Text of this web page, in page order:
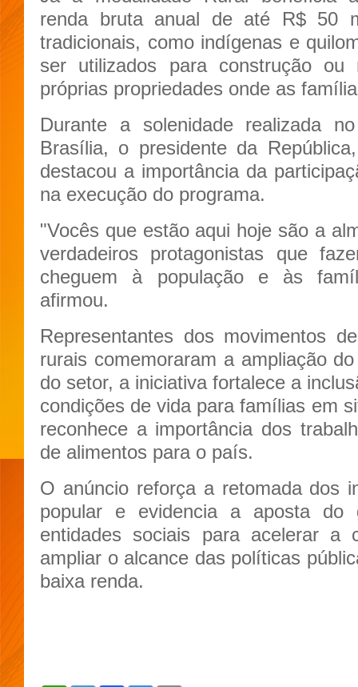
renda bruta anual de até R$ 50
tradicionais, como indígenas e
ser utilizados para construção ou
próprias propriedades onde as
Durante a solenidade realizada
Brasília, o presidente da
destacou a importância da
na execução do programa.
"Vocês que estão aqui hoje são a
verdadeiros protagonistas que
cheguem à população e às
afirmou.
Representantes dos movimentos
rurais comemoraram a ampliação
do setor, a iniciativa fortalece a
condições de vida para famílias em
reconhece a importância dos
de alimentos para o país.
O anúncio reforça a retomada dos
popular e evidencia a aposta do
entidades sociais para acelerar a
ampliar o alcance das políticas
baixa renda.